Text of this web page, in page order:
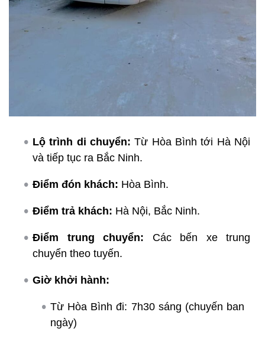
Lộ trình di chuyển: Từ Hòa Bình tới Hà Nội
và tiếp tục ra Bắc Ninh.
Điểm đón khách: Hòa Bình.
Điểm trả khách: Hà Nội, Bắc Ninh.
Điểm trung chuyển: Các bến xe trung
chuyển theo tuyến.
Giờ khởi hành:
Từ Hòa Bình đi: 7h30 sáng (chuyến ban
ngày)